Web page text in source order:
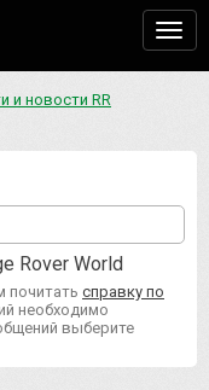
и новости RR
Rover World
почитать справку по
необходимо
выберите